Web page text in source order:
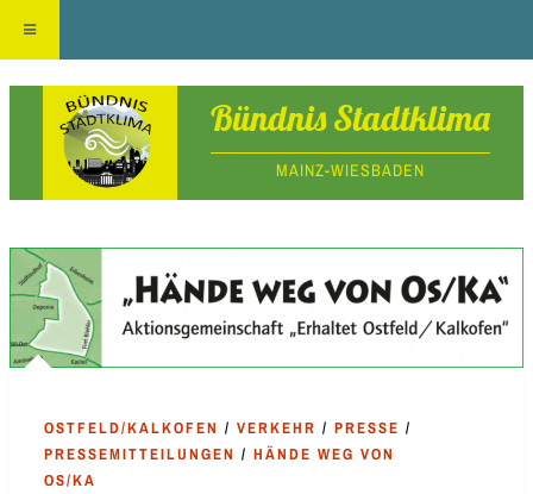
Bündnis Stadtklima
MAINZ-WIESBADEN
OSTFELD/KALKOFEN / VERKEHR / PRESSE /
PRESSEMITTEILUNGEN / HÄNDE WEG VON
OS/KA